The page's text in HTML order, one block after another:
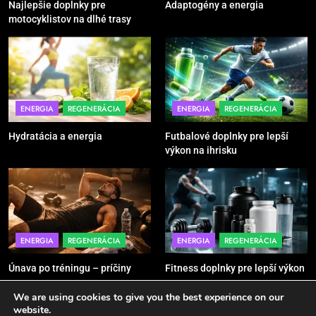
VYBAVENIE
6
Ako kombinovať rôzne tréningové
pomôcky
POMÔCKY VYBAVENIE
7
POMÔCKY VYBAVENIE
8
Najlepšie doplnky pre
motocyklistov na dlhé trasy
Najlepšie doplnky pre
motocyklistov na dlhé trasy
Adaptogény a energia
ENERGIA REGENERÁCIA
Hydratácia a energia
ENERGIA REGENERÁCIA
Futbalové doplnky pre lepší
výkon na ihrisku
ENERGIA REGENERÁCIA
Únava po tréningu – príčiny
ENERGIA REGENERÁCIA
Fitness doplnky pre lepší výkon
We are using cookies to give you the best experience on our
website.